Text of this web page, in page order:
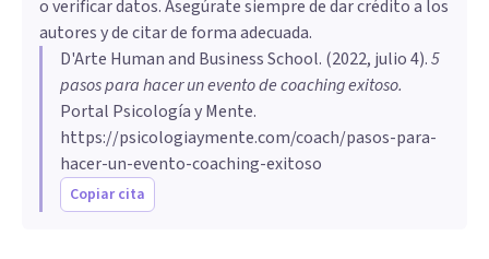
o verificar datos. Asegúrate siempre de dar crédito a los
autores y de citar de forma adecuada.
D'Arte Human and Business School. (2022, julio 4).5
pasos para hacer un evento de coaching exitoso.
Portal Psicología y Mente.
https://psicologiaymente.com/coach/pasos-para-
hacer-un-evento-coaching-exitoso
Copiar cita